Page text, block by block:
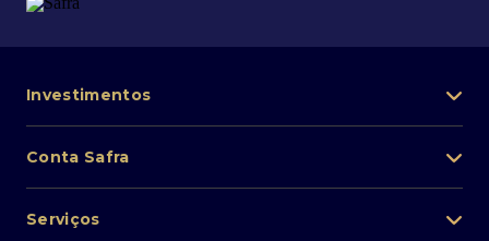
Investimentos
Lista de fundos de investimento
Conta Safra
Pessoa Física
Serviços